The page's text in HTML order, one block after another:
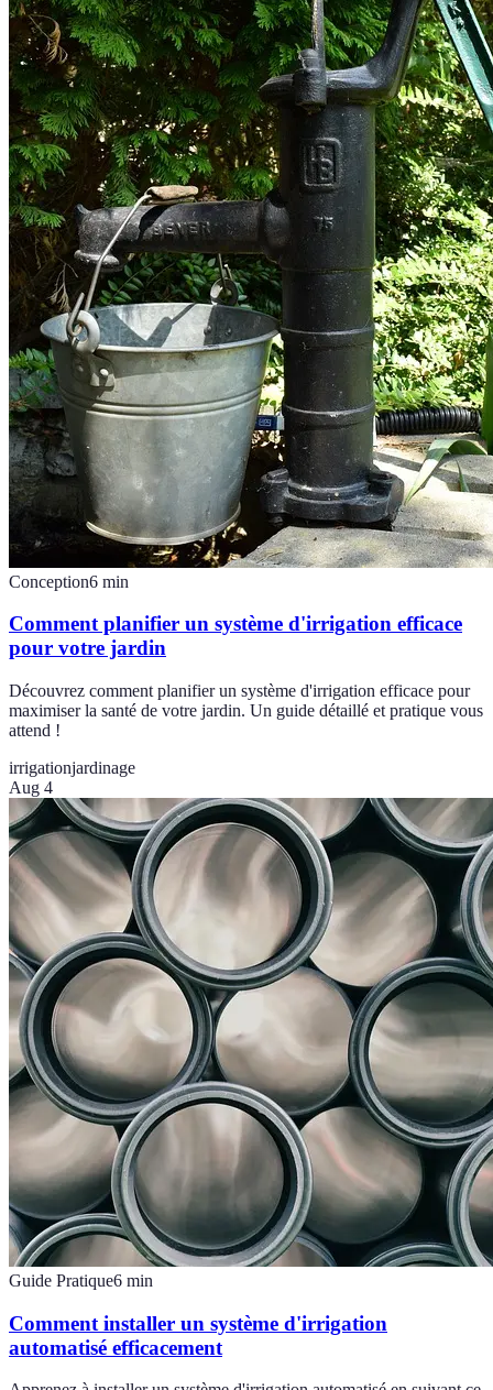
Conception6 min
Comment planifier un système d'irrigation efficace
pour votre jardin
Découvrez comment planifier un système d'irrigation efficace pour
maximiser la santé de votre jardin. Un guide détaillé et pratique vous
attend !
irrigationjardinage
Aug 4
Guide Pratique6 min
Comment installer un système d'irrigation
automatisé efficacement